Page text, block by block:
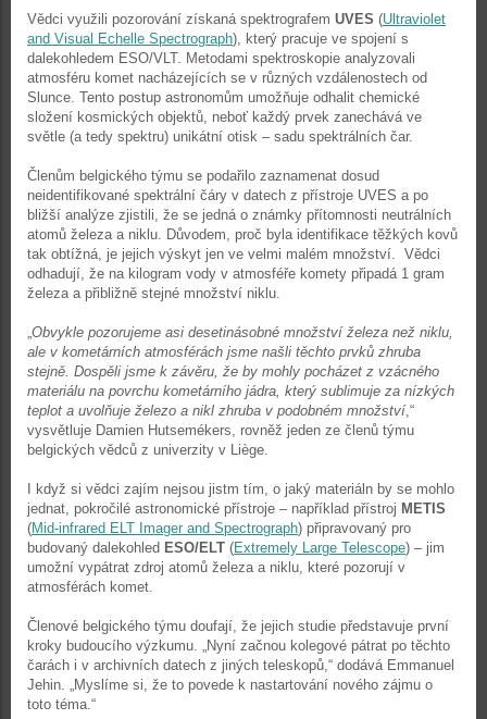
Vědci využili pozorování získaná spektrografem UVES (Ultraviolet
and Visual Echelle Spectrograph), který pracuje ve spojení s
dalekohledem ESO/VLT. Metodami spektroskopie analyzovali
atmosféru komet nacházejících se v různých vzdálenostech od
Slunce. Tento postup astronomům umožňuje odhalit chemické
složení kosmických objektů, neboť každý prvek zanechává ve
světle (a tedy spektru) unikátní otisk – sadu spektrálních čar.
Členům belgického týmu se podařilo zaznamenat dosud
neidentifikované spektrální čáry v datech z přístroje UVES a po
bližší analýze zjistili, že se jedná o známky přítomnosti neutrálních
atomů železa a niklu. Důvodem, proč byla identifikace těžkých kovů
tak obtížná, je jejich výskyt jen ve velmi malém množství. Vědci
odhadují, že na kilogram vody v atmosféře komety připadá 1 gram
železa a přibližně stejné množství niklu.
„Obvykle pozorujeme asi desetinásobné množství železa než niklu,
ale v kometárních atmosférách jsme našli těchto prvků zhruba
stejně. Dospěli jsme k závěru, že by mohly pocházet z vzácného
materiálu na povrchu kometárního jádra, který sublimuje za nízkých
teplot a uvolňuje železo a nikl zhruba v podobném množství,“
vysvětluje Damien Hutsemékers, rovněž jeden ze členů týmu
belgických vědců z univerzity v Liège.
I když si vědci zajím nejsou jistm tím, o jaký materiáln by se mohlo
jednat, pokročilé astronomické přístroje – například přístroj METIS
(Mid-infrared ELT Imager and Spectrograph) připravovaný pro
budovaný dalekohled ESO/ELT (Extremely Large Telescope) – jim
umožní vypátrat zdroj atomů železa a niklu, které pozorují v
atmosférách komet.
Členové belgického týmu doufají, že jejich studie představuje první
kroky budoucího výzkumu. „Nyní začnou kolegové pátrat po těchto
čarách i v archivních datech z jiných teleskopů,“ dodává Emmanuel
Jehin. „Myslíme si, že to povede k nastartování nového zájmu o
toto téma.“